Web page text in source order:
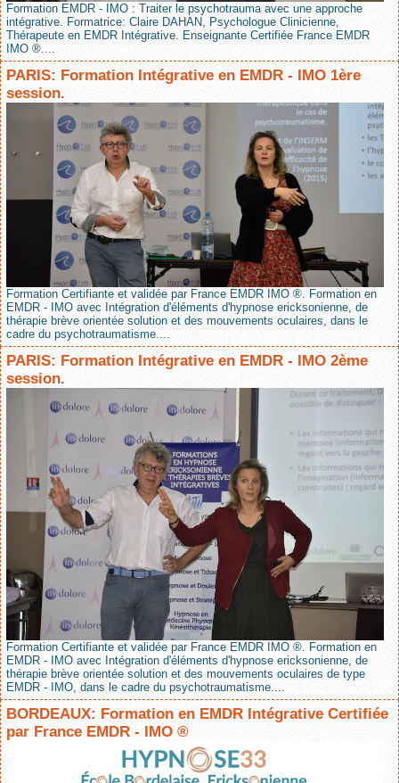
Formation EMDR - IMO : Traiter le psychotrauma avec une approche
intégrative. Formatrice: Claire DAHAN, Psychologue Clinicienne,
Thérapeute en EMDR Intégrative. Enseignante Certifiée France EMDR
IMO ®....
PARIS: Formation Intégrative en EMDR - IMO 1ère
session.
Formation Certifiante et validée par France EMDR IMO ®. Formation en
EMDR - IMO avec Intégration d'éléments d'hypnose ericksonienne, de
thérapie brève orientée solution et des mouvements oculaires, dans le
cadre du psychotraumatisme....
PARIS: Formation Intégrative en EMDR - IMO 2ème
session.
Formation Certifiante et validée par France EMDR IMO ®. Formation en
EMDR - IMO avec Intégration d'éléments d'hypnose ericksonienne, de
thérapie brève orientée solution et des mouvements oculaires de type
EMDR - IMO, dans le cadre du psychotraumatisme....
BORDEAUX: Formation en EMDR Intégrative Certifiée
par France EMDR - IMO ®